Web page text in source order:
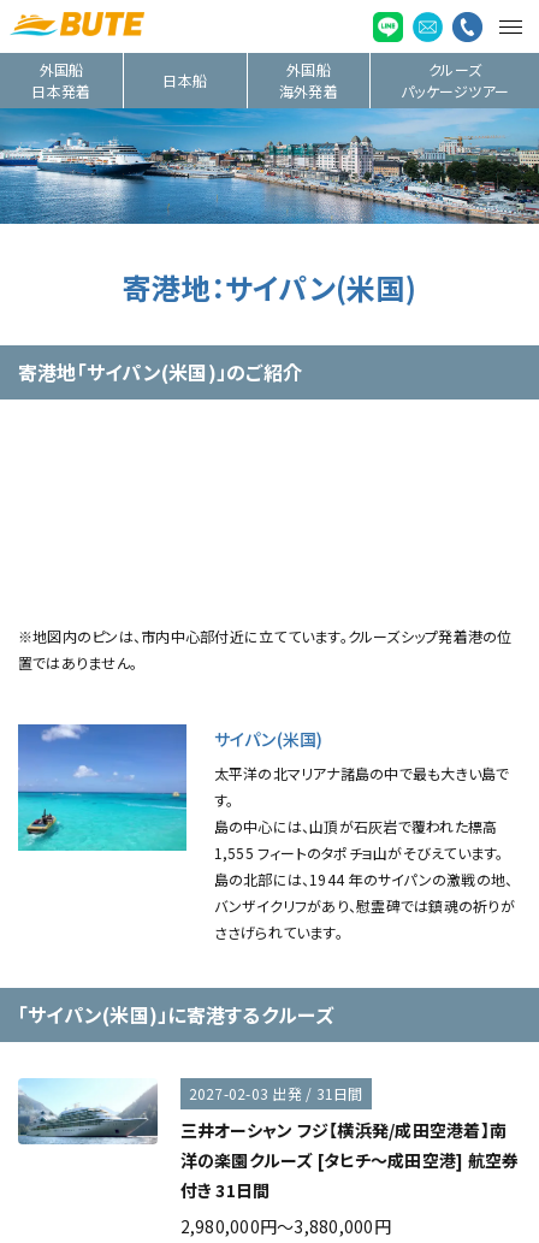
外国船
日本発着
日本船
外国船
海外発着
クルーズ
パッケージツアー
寄港地：サイパン(米国)
寄港地「サイパン(米国)」のご紹介
※地図内のピンは、市内中心部付近に立てています。クルーズシップ発着港の位
置ではありません。
サイパン(米国)
太平洋の北マリアナ諸島の中で最も大きい島で
す。
島の中心には、山頂が石灰岩で覆われた標高
1,555 フィートのタポチョ山がそびえています。
島の北部には、1944 年のサイパンの激戦の地、
バンザイクリフがあり、慰霊碑では鎮魂の祈りが
ささげられています。
「サイパン(米国)」に寄港するクルーズ
2027-02-03 出発 / 31日間
三井オーシャン フジ【横浜発/成田空港着】南
洋の楽園クルーズ [タヒチ～成田空港] 航空券
付き 31日間
2,980,000円～3,880,000円